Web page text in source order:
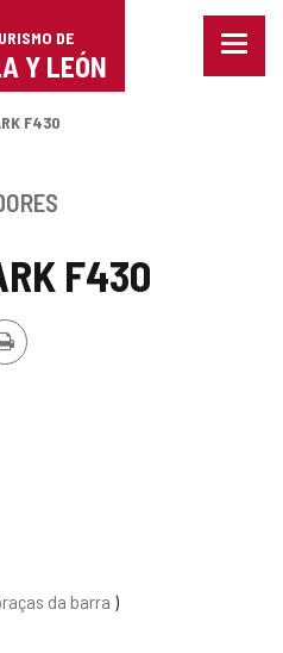
DE
Y LEÓN
Menu
F430
F430
Imprimir
da barra